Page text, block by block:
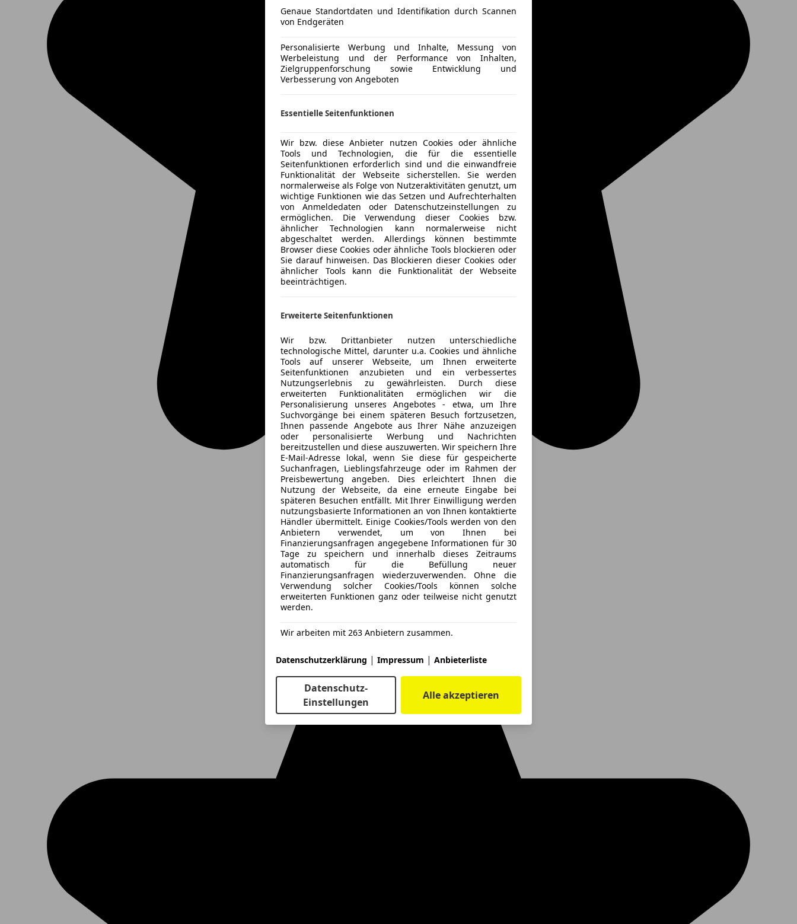
Genaue Standortdaten und Identifikation durch Scannen
von Endgeräten
Personalisierte Werbung und Inhalte, Messung von
Werbeleistung und der Performance von Inhalten,
Zielgruppenforschung sowie Entwicklung und
Verbesserung von Angeboten
Essentielle Seitenfunktionen
Wir bzw. diese Anbieter nutzen Cookies oder ähnliche
Tools und Technologien, die für die essentielle
Seitenfunktionen erforderlich sind und die einwandfreie
Funktionalität der Webseite sicherstellen. Sie werden
normalerweise als Folge von Nutzeraktivitäten genutzt, um
wichtige Funktionen wie das Setzen und Aufrechterhalten
von Anmeldedaten oder Datenschutzeinstellungen zu
ermöglichen. Die Verwendung dieser Cookies bzw.
ähnlicher Technologien kann normalerweise nicht
abgeschaltet werden. Allerdings können bestimmte
Browser diese Cookies oder ähnliche Tools blockieren oder
Sie darauf hinweisen. Das Blockieren dieser Cookies oder
ähnlicher Tools kann die Funktionalität der Webseite
beeinträchtigen.
Erweiterte Seitenfunktionen
Wir bzw. Drittanbieter nutzen unterschiedliche
technologische Mittel, darunter u.a. Cookies und ähnliche
Tools auf unserer Webseite, um Ihnen erweiterte
Seitenfunktionen anzubieten und ein verbessertes
Nutzungserlebnis zu gewährleisten. Durch diese
erweiterten Funktionalitäten ermöglichen wir die
Personalisierung unseres Angebotes - etwa, um Ihre
Suchvorgänge bei einem späteren Besuch fortzusetzen,
Ihnen passende Angebote aus Ihrer Nähe anzuzeigen
oder personalisierte Werbung und Nachrichten
bereitzustellen und diese auszuwerten. Wir speichern Ihre
E-Mail-Adresse lokal, wenn Sie diese für gespeicherte
Suchanfragen, Lieblingsfahrzeuge oder im Rahmen der
Preisbewertung angeben. Dies erleichtert Ihnen die
Nutzung der Webseite, da eine erneute Eingabe bei
späteren Besuchen entfällt. Mit Ihrer Einwilligung werden
nutzungsbasierte Informationen an von Ihnen kontaktierte
Händler übermittelt. Einige Cookies/Tools werden von den
Anbietern verwendet, um von Ihnen bei
Finanzierungsanfragen angegebene Informationen für 30
Tage zu speichern und innerhalb dieses Zeitraums
automatisch für die Befüllung neuer
Finanzierungsanfragen wiederzuverwenden. Ohne die
Verwendung solcher Cookies/Tools können solche
erweiterten Funktionen ganz oder teilweise nicht genutzt
werden.
Wir arbeiten mit 263 Anbietern zusammen.
Datenschutzerklärung | Impressum | Anbieterliste
Datenschutz-
Einstellungen
Alle akzeptieren